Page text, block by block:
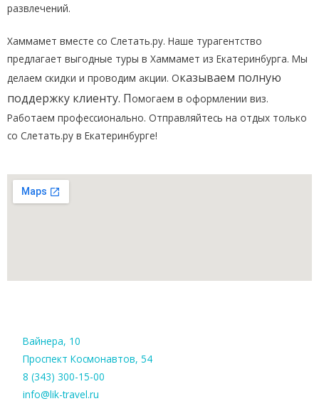
развлечений.
Хаммамет вместе со Слетать.ру. Наше турагентство
предлагает выгодные туры в Хаммамет из Екатеринбурга. Мы
делаем скидки и проводим акции. Оказываем полную
поддержку клиенту. Помогаем в оформлении виз.
Работаем профессионально. Отправляйтесь на отдых только
со Слетать.ру в Екатеринбурге!
Вайнера, 10
Проспект Космонавтов, 54
8 (343) 300-15-00
info@lik-travel.ru